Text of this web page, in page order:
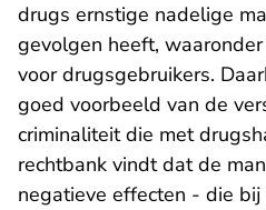
drugs ernstige nadelige
gevolgen heeft,
voor drugsgebruikers.
goed voorbeeld van de
criminaliteit die met
rechtbank vindt dat de
negatieve effecten - die bij